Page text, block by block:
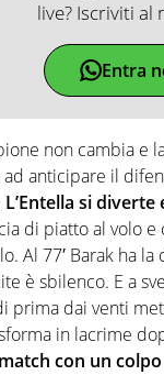
live? Iscriviti al
Entra
non cambia e
ad anticipare il
L’Entella si
di piatto al volo
Al 77′ Barak ha
è sbilenco. E a
prima dai venti
in lacrime
con un